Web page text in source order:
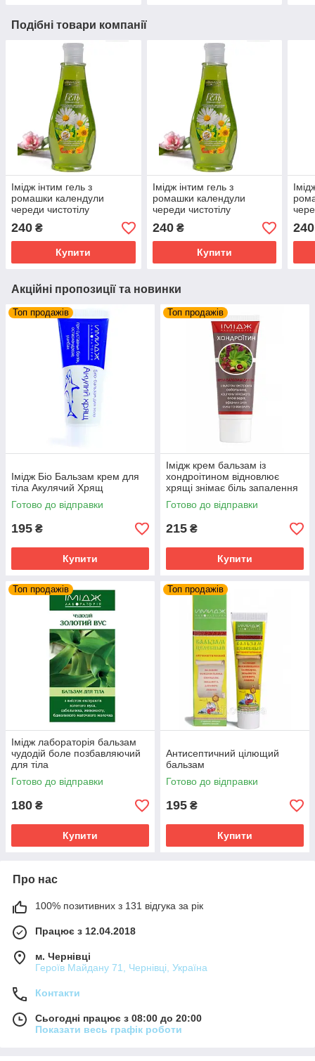
Подібні товари компанії
Імідж інтим гель з
ромашки календули
череди чистотілу
240 ₴
Купити
Імідж інтим гель з
ромашки календули
череди чистотілу
240₴
Купити
240
Акційні пропозиції та новинки
Топ продажів
Імідж Біо Бальзам крем для
тіла Акулячий Хрящ
Готово до відправки
195 ₴
Купити
Топ продажів
Імідж крем бальзам із
хондроітином відновлює
хрящі знімає біль запалення
суглобів та м'язів
Готово до відправки
215 ₴
Купити
Топ продажів
Імідж лабораторія бальзам
чудодій боле позбавляючий
для тіла
Готово до відправки
180 ₴
Купити
Топ продажів
Антисептичний цілющий
бальзам
Готово до відправки
195 ₴
Купити
Про нас
100% позитивних з 131 відгука за рік
Працює з 12.04.2018
м. Чернівці
Героїв Майдану 71, Чернівці, Україна
Контакти
Сьогодні працює з 08:00 до 20:00
Показати весь графік роботи